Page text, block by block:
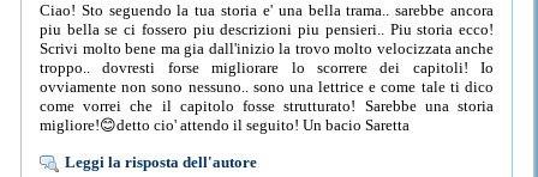
Ciao! Sto seguendo la tua storia e' una bella trama.. sarebbe ancora
piu bella se ci fossero piu descrizioni piu pensieri.. Piu storia ecco!
Scrivi molto bene ma gia dall'inizio la trovo molto velocizzata anche
troppo.. dovresti forse migliorare lo scorrere dei capitoli! Io
ovviamente non sono nessuno.. sono una lettrice e come tale ti dico
come vorrei che il capitolo fosse strutturato! Sarebbe una storia
migliore!😊detto cio' attendo il seguito! Un bacio Saretta
Leggi la risposta dell'autore